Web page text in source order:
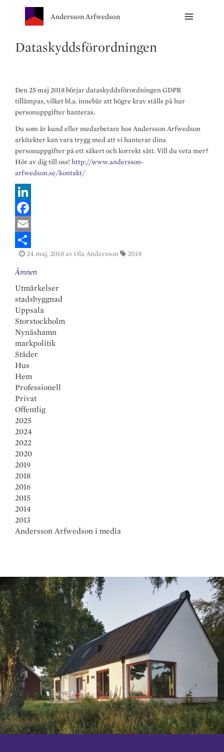
Andersson Arfwedson
Dataskyddsförordningen
Den 25 maj 2018 börjar dataskyddsförordningen GDPR
tillämpas, vilket bl.a. innebär att högre krav ställs på hur
personuppgifter hanteras.
Du som är kund eller medarbetare hos Andersson Arfwedson
arkitekter kan vara trygg med att vi hanterar dina
personuppgifter på ett säkert och korrekt sätt. Vill du veta mer?
Hör av dig till oss! http://www.andersson-
arfwedson.se/kontakt/
L
n
e
d
I
n
F
a
e
b
o
o
k
E
m
a
i
l
h
a
r
e
24 maj, 2018 av Ola Andersson 2018
Ämnen
Utmärkelser
stadsbyggnad
Uppsala
Storstockholm
Nynäshamn
markpolitik
Städer
Hus
Hem
Professionell
Privat
Offentlig
2025
2024
2022
2020
2019
2018
2016
2015
2014
2013
Andersson Arfwedson i media